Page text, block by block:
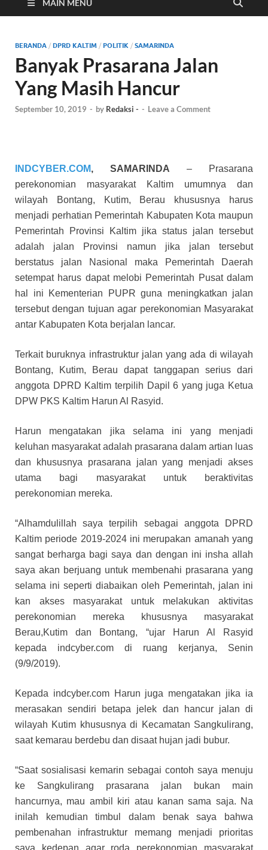
Cyber
MAIN MENU
BERANDA / DPRD KALTIM / POLITIK / SAMARINDA
Banyak Prasarana Jalan
Yang Masih Hancur
September 10, 2019 - by Redaksi - - Leave a Comment
INDCYBER.COM, SAMARINDA – Prasarana
perekonomian masyarakat Kaltim umumnya dan
wilayah Bontang, Kutim, Berau khususnya harus
menjadi perhatian Pemerintah Kabupaten Kota maupun
Pemerintah Provinsi Kaltim jika status jalan tersebut
adalah jalan Provinsi namun jika jalan tersebut
berstatus jalan Nasional maka Pemerintah Daerah
setempat harus dapat melobi Pemerintah Pusat dalam
hal ini Kementerian PUPR guna meningkatkan jalan
tersebut dengan tujuan agar perekonomian Masyarakat
antar Kabupaten Kota berjalan lancar.
Terkait buruknya infrastruktur jalan yang ada di wilayah
Bontang, Kutim, Berau dapat tanggapan serius dari
anggota DPRD Kaltim terpilih Dapil 6 yang juga Ketua
DPW PKS Kaltim Harun Al Rasyid.
Harun mengatakan jika selama ini yang menjadi
keluhan masyarakat adalah prasarana dalam artian luas
dan khususnya prasarana jalan yang menjadi akses
utama bagi masyarakat untuk beraktivitas
perekonomian mereka.
“Alhamdulillah saya terpilih sebagai anggota DPRD
Kaltim periode 2019-2024 ini merupakan amanah yang
sangat berharga bagi saya dan dengan ini insha allah
saya akan berjuang untuk membenahi prasarana yang
selama ini seperti diabaikan oleh Pemerintah, jalan ini
kan akses masyarakat untuk melakukan aktivitas
perekonomian mereka khususnya masyarakat
Berau,Kutim dan Bontang, “ujar Harun Al Rasyid
kepada indcyber.com di ruang kerjanya, Senin
(9/9/2019).
Kepada indcyber.com Harun juga mengatakan jika ia
merasakan sendiri betapa jelek dan hancur jalan di
wilayah Kutim khususnya di Kecamatan Sangkulirang,
saat kemarau berdebu dan disaat hujan jadi bubur.
“Saat sosialisasi kemarin sebagai contoh saya menuju
ke Sangkulirang prasarana jalan bukan main
hancurnya, mau ambil kiri atau kanan sama saja. Na
inilah kemudian timbul dalam benak saya bahwa
pembenahan infrastruktur memang menjadi prioritas